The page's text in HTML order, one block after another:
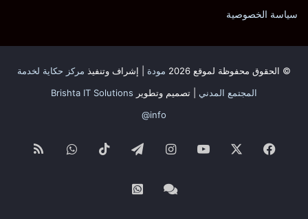
سياسة الخصوصية
© الحقوق محفوظة لموقع 2026 مودة | إشراف وتنفيذ مركز حكاية لخدمة
المجتمع المدني | تصميم وتطوير Brishta IT Solutions
info@
فيسبوك ‫YouTubeانستقرامتيلقرام ‫TikTokواتسابملخص
Facebook
Whatsapp